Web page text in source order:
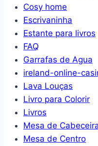
Cosy home
Escrivaninha
Estante para livros
FAQ
Garrafas de Agua
ireland-online-
Lava Louças
Livro para Colorir
Livros
Mesa de
Mesa de Centro